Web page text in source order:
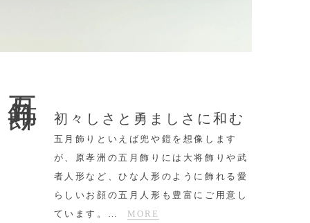
五月飾り 初々しさと勇ましさに和む
五月飾りといえば兜や鎧を想像します
が、原孝洲の五月飾りには大将飾りや武
者人形など、ひな人形のように飾れる愛
らしいお顔の五月人形も豊富にご用意し
ています。 … MORE